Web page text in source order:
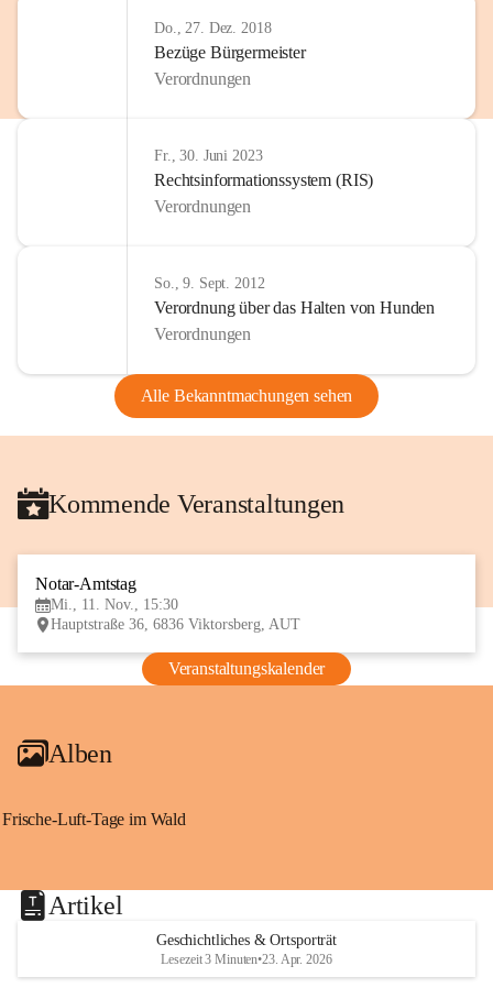
Do., 27. Dez. 2018
Bezüge Bürgermeister
Verordnungen
Fr., 30. Juni 2023
Rechtsinformationssystem (RIS)
Verordnungen
So., 9. Sept. 2012
Verordnung über das Halten von Hunden
Verordnungen
Alle Bekanntmachungen sehen
Kommende Veranstaltungen
Notar-Amtstag
Mi., 11. Nov., 15:30
Hauptstraße 36, 6836 Viktorsberg, AUT
Veranstaltungskalender
Alben
Frische-Luft-Tage im Wald
Artikel
Geschichtliches & Ortsporträt
Lesezeit 3 Minuten•23. Apr. 2026